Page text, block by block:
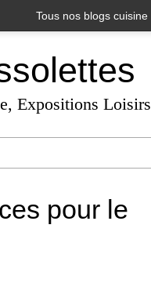
Tous nos blogs cuisine
Expositions Loisirs
pour le